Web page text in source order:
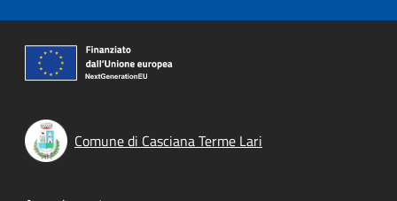
Comune di Casciana Terme Lari